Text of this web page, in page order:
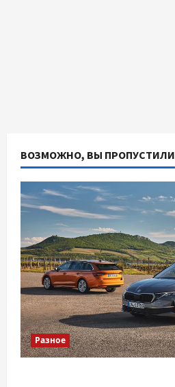
ВОЗМОЖНО, ВЫ ПРОПУСТИЛИ
Разное